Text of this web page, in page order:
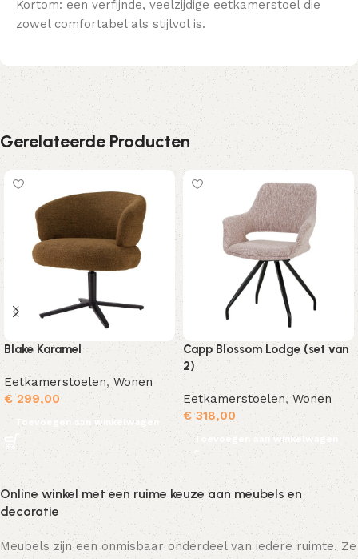
Kortom: een verfijnde, veelzijdige eetkamerstoel die
zowel comfortabel als stijlvol is.
Gerelateerde Producten
Blake Karamel
Eetkamerstoelen,Wonen
€299,00
Toevoegen aan winkelwagen
Capp Blossom Lodge (set van
2)
Eetkamerstoelen,Wonen
€318,00
Toevoegen aan winkelwagen
Online winkel met een ruime keuze aan meubels en
decoratie
Meubels zijn een onmisbaar onderdeel van iedere ruimte. Ze